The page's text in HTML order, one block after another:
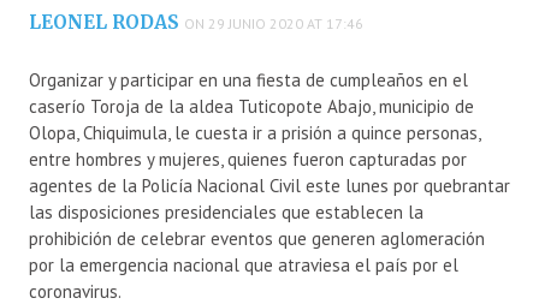
LEONEL RODAS ON 29 JUNIO 2020 AT 17:46
Organizar y participar en una fiesta de cumpleaños en el
caserío Toroja de la aldea Tuticopote Abajo, municipio de
Olopa, Chiquimula, le cuesta ir a prisión a quince personas,
entre hombres y mujeres, quienes fueron capturadas por
agentes de la Policía Nacional Civil este lunes por quebrantar
las disposiciones presidenciales que establecen la
prohibición de celebrar eventos que generen aglomeración
por la emergencia nacional que atraviesa el país por el
coronavirus.